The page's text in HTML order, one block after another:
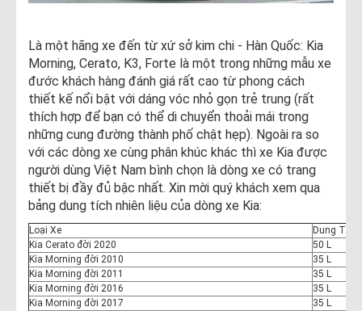
Là một hãng xe đến từ xứ sở kim chi - Hàn Quốc: Kia
Morning, Cerato, K3, Forte là một trong những mẫu xe
đước khách hàng đánh giá rất cao từ phong cách
thiết kế nổi bật với dáng vóc nhỏ gọn trẻ trung (rất
thích hợp để bạn có thể di chuyển thoải mái trong
những cung đường thành phố chật hẹp). Ngoài ra so
với các dòng xe cùng phân khúc khác thì xe Kia được
người dùng Việt Nam bình chọn là dòng xe có trang
thiết bị đầy đủ bậc nhất. Xin mời quý khách xem qua
bảng dung tích nhiên liệu của dòng xe Kia:
Loại Xe
Dung Tích
Kia Cerato đời 2020
50 L
Kia Morning đời 2010
35 L
Kia Morning đời 2011
35 L
Kia Morning đời 2016
35 L
Kia Morning đời 2017
35 L